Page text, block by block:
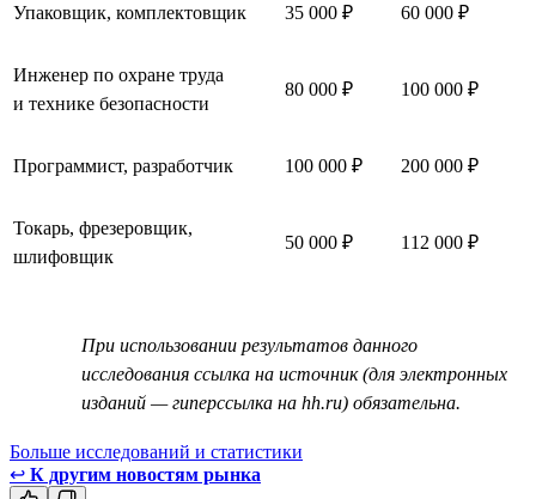
Упаковщик, комплектовщик 35 000 ₽ 60 000 ₽
Инженер по охране труда
и технике безопасности
80 000 ₽ 100 000 ₽
Программист, разработчик 100 000 ₽ 200 000 ₽
Токарь, фрезеровщик,
шлифовщик
50 000 ₽ 112 000 ₽
При использовании результатов данного
исследования ссылка на источник (для электронных
изданий — гиперссылка на hh.ru) обязательна.
Больше исследований и статистики
↩ К другим новостям рынка